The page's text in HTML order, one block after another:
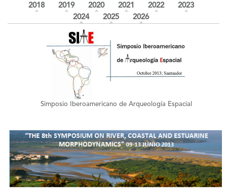
2018 2019 2020 2021 2022
2023
2024
2025 2026
+
Simposio Iberoamericano de Arqueología Espacial
+